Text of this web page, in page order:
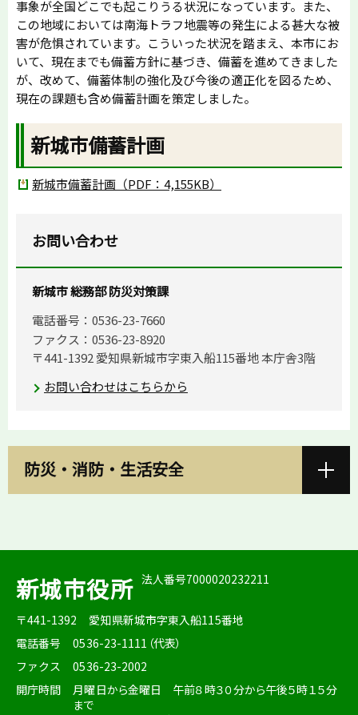
事象が全国どこでも起こりうる状況になっています。また、
この地域においては南海トラフ地震等の発生による甚大な被
害が危惧されています。こういった状況を踏まえ、本市にお
いて、現在までも備蓄方針に基づき、備蓄を進めてきました
が、改めて、備蓄体制の強化及び今後の適正化を図るため、
現在の課題も含め備蓄計画を策定しました。
新城市備蓄計画
新城市備蓄計画（PDF：4,155KB）
お問い合わせ
新城市 総務部 防災対策課
電話番号：0536-23-7660
ファクス：0536-23-8920
〒441-1392 愛知県新城市字東入船115番地 本庁舎3階
お問い合わせはこちらから
防災・消防・生活安全
新城市役所 法人番号7000020232211
〒441-1392
愛知県新城市字東入船115番地
電話番号
0536-23-1111（代表）
ファクス
0536-23-2002
開庁時間
月曜日から金曜日 午前８時３０分から午後５時１５分
まで